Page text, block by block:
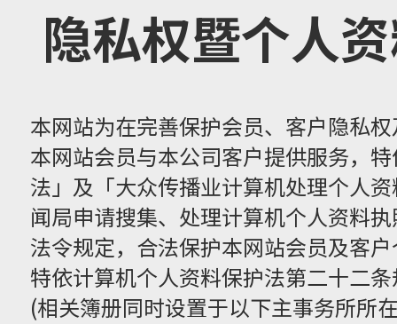
隐私权暨个人
本网站为在完善保护会员、客户隐私
本网站会员与本公司客户提供服务，
法」及「大众传播业计算机处理个人
闻局申请搜集、处理计算机个人资料
法令规定，合法保护本网站会员及客
特依计算机个人资料保护法第二十二
(相关簿册同时设置于以下主事务所所